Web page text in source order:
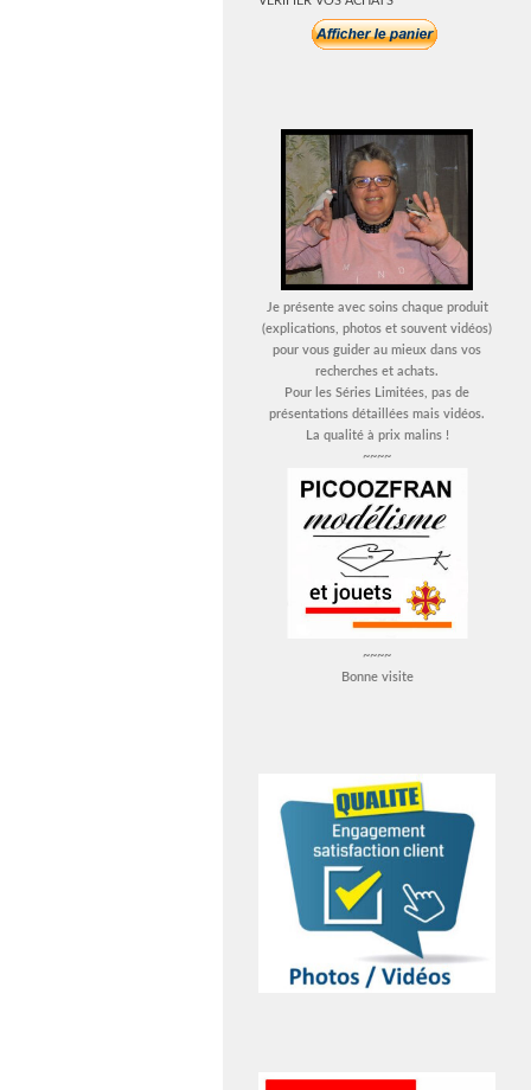
Je présente avec soins chaque produit
(explications, photos et souvent vidéos)
pour vous guider au mieux dans vos
recherches et achats.
Pour les Séries Limitées, pas de
présentations détaillées mais vidéos.
La qualité à prix malins !
~~~~
~~~~
Bonne visite